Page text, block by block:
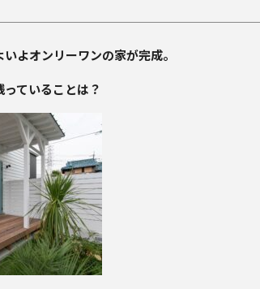
よオンリーワンの家が完成。
ていることは？